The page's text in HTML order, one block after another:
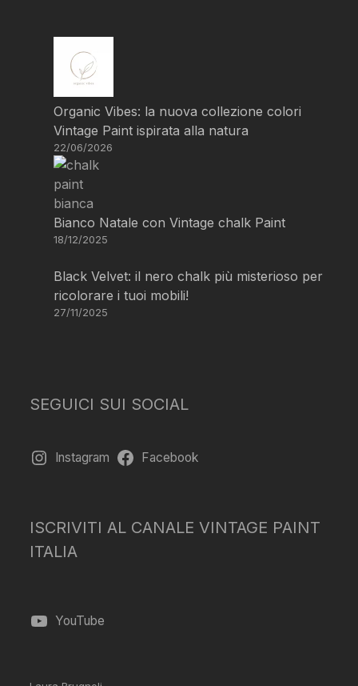
Organic Vibes: la nuova collezione colori
Vintage Paint ispirata alla natura
22/06/2026
Bianco Natale con Vintage chalk Paint
18/12/2025
Black Velvet: il nero chalk più misterioso per
ricolorare i tuoi mobili!
27/11/2025
SEGUICI SUI SOCIAL
Instagram Facebook
ISCRIVITI AL CANALE VINTAGE PAINT
ITALIA
YouTube